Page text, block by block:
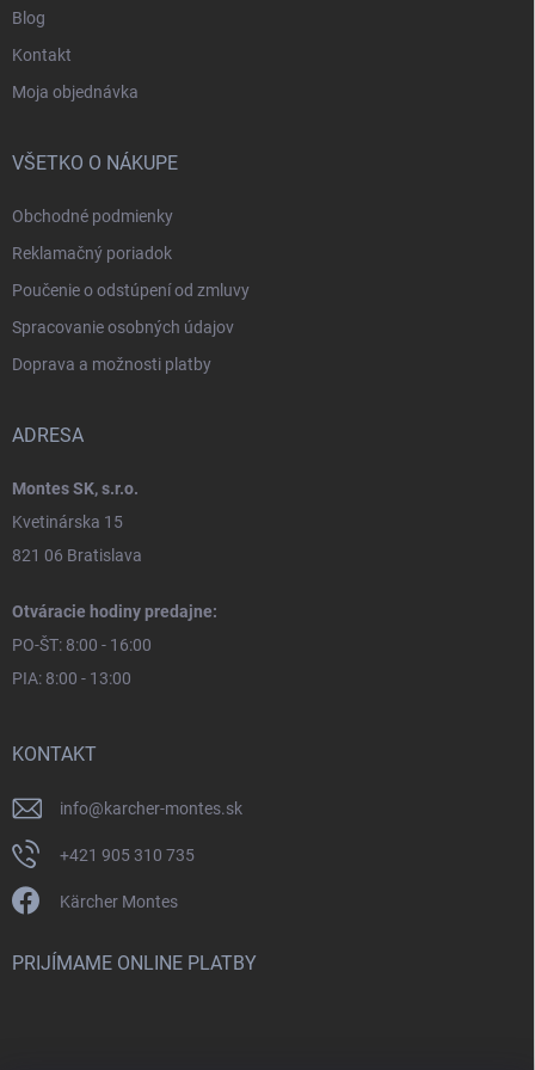
Blog
Kontakt
Moja objednávka
VŠETKO O NÁKUPE
Obchodné podmienky
Reklamačný poriadok
Poučenie o odstúpení od zmluvy
Spracovanie osobných údajov
Doprava a možnosti platby
ADRESA
Montes SK, s.r.o.
Kvetinárska 15
821 06 Bratislava
Otváracie hodiny predajne:
PO-ŠT: 8:00 - 16:00
PIA: 8:00 - 13:00
KONTAKT
info@karcher-montes.sk
+421 905 310 735
Kärcher Montes
PRIJÍMAME ONLINE PLATBY